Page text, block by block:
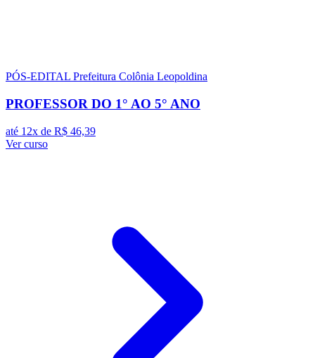
PÓS-EDITAL Prefeitura Colônia Leopoldina
PROFESSOR DO 1° AO 5° ANO
até 12x de R$ 46,39
Ver curso